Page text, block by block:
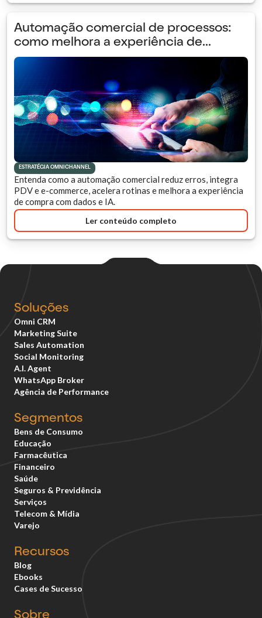
Automação comercial de processos:
como melhora a experiência de...
ESTRATÉGIA OMNICHANNEL
Entenda como a automação comercial reduz erros, integra
PDV e e-commerce, acelera rotinas e melhora a experiência
de compra com dados e IA.
Ler conteúdo completo
Soluções
Omni CRM
Marketing Suite
Sales Automation
Social Monitoring
A.I. Agent
WhatsApp Broker
Agência de Performance
Segmentos
Bens de Consumo
Educação
Farmacêutica
Financeiro
Saúde
Seguros & Previdência
Serviços
Telecom & Mídia
Varejo
Recursos
Blog
Ebooks
Cases de Sucesso